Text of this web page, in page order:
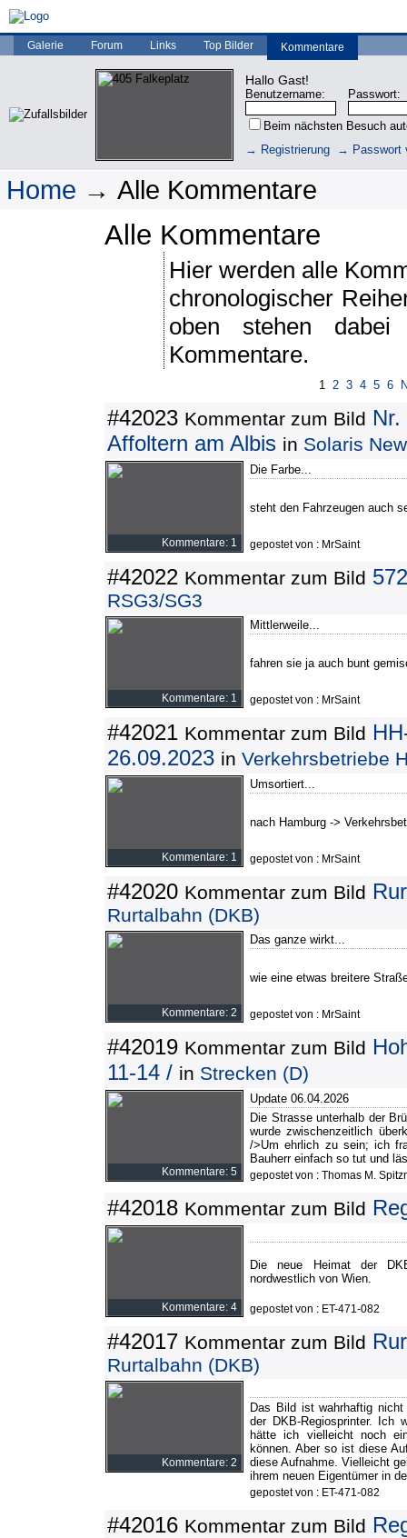
Galerie Forum Links Top Bilder Kommentare
Hallo Gast!
Benutzername: Passwort:
Beim nächsten Besuch
→ Registrierung
→ Passwort
Home → Alle Kommentare
Alle Kommentare
Hier werden alle
chronologischer
oben stehen
Kommentare.
1 2 3 4 5 6
#42023 Kommentar zum Bild
Affoltern am Albis in Solaris
Kommentare: 1
Die Farbe...
steht den Fahrzeugen auch
gepostet von : MrSaint
#42022 Kommentar zum Bild
RSG3/SG3
Kommentare: 1
Mittlerweile...
fahren sie ja auch bunt
gepostet von : MrSaint
#42021 Kommentar zum Bild
26.09.2023 in Verkehrsbetriebe
Kommentare: 1
Umsortiert...
nach Hamburg ->
gepostet von : MrSaint
#42020 Kommentar zum Bild
Rurtalbahn (DKB)
Kommentare: 2
Das ganze wirkt...
wie eine etwas breitere
gepostet von : MrSaint
#42019 Kommentar zum Bild
11-14 / in Strecken (D)
Kommentare: 5
Update 06.04.2026
Die Strasse unterhalb der
wurde zwischenzeitlich
/>Um ehrlich zu sein; ich
Bauherr einfach so tut und
gepostet von : Thomas M.
#42018 Kommentar zum Bild
Kommentare: 4
Die neue Heimat der
nordwestlich von Wien.
gepostet von : ET-471-082
#42017 Kommentar zum Bild
Rurtalbahn (DKB)
Kommentare: 2
Das Bild ist wahrhaftig
der DKB-Regiosprinter. Ich
hätte ich vielleicht noch
können. Aber so ist diese
diese Aufnahme. Vielleicht
ihrem neuen Eigentümer in
gepostet von : ET-471-082
#42016 Kommentar zum Bild